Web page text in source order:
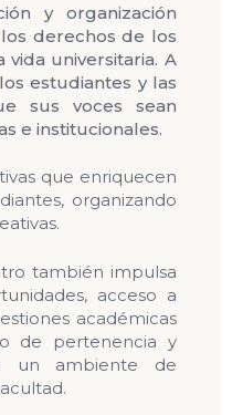
y organización
derechos de los
universitaria. A
estudiantes y las
sus voces sean
e institucionales.
que enriquecen
organizando
también impulsa
acceso a
académicas
de pertenencia y
un ambiente de